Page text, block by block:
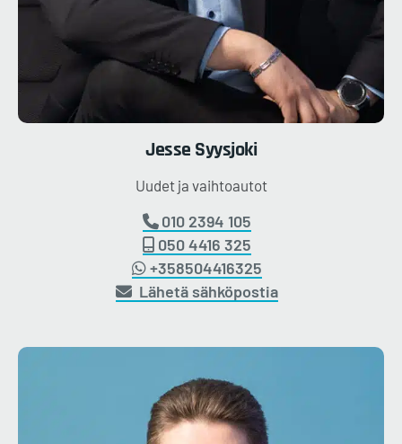
Jesse Syysjoki
Uudet ja vaihtoautot
010 2394 105
050 4416 325
+358504416325
Lähetä sähköpostia